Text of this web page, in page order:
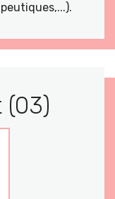
(03)